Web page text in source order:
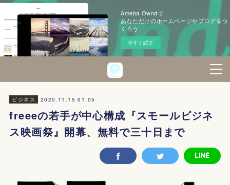
Ameba Owndで
あなただけのホームページやブログをつ
くろう
今すぐ試す
ビジネス 2020.11.15 01:05
freeeの若手が中心構成『スモールビジネ
ス映画祭』開幕、無料で三十日まで